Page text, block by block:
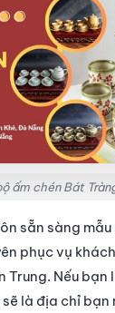
ấm chén Bát
sẵn sàng
phục vụ
Trung. Nếu bạn
là địa chỉ bạn